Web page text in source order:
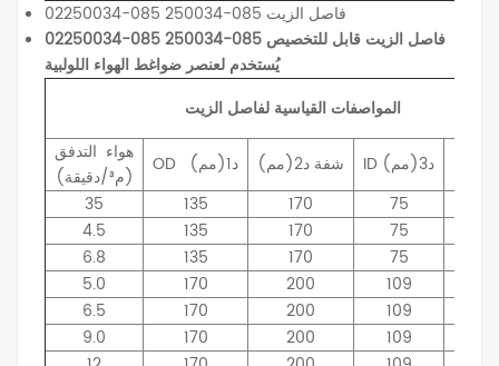
02250034-085 250034-085 فاصل الزيت
02250034-085 250034-085 فاصل الزيت قابل للتخصيص
يُستخدم لعنصر ضواغط الهواء اللولبية
المواصفات القياسية لفاصل الزيت
هواء التدفق
(م³/دقيقة)
OD د1(مم) شفة د2(مم) ID د3(مم)
35
135 170 75
4.5
135 170 75
6.8
135 170 75
5.0
170 200 109
6.5
170 200 109
9.0
170 200 109